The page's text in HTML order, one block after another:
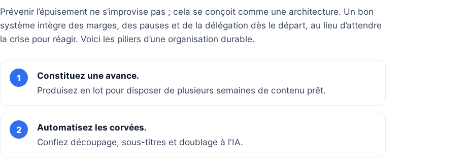
Prévenir l’épuisement ne s’improvise pas ; cela se conçoit comme une architecture. Un bon
système intègre des marges, des pauses et de la délégation dès le départ, au lieu d’attendre
la crise pour réagir. Voici les piliers d’une organisation durable.
1
Constituez une avance.
Produisez en lot pour disposer de plusieurs semaines de contenu prêt.
2
Automatisez les corvées.
Confiez découpage, sous-titres et doublage à l'IA.